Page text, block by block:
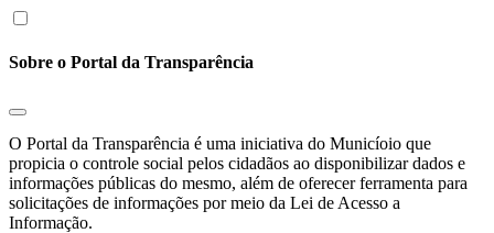
Sobre o Portal da Transparência
O Portal da Transparência é uma iniciativa do Municíoio que
propicia o controle social pelos cidadãos ao disponibilizar dados e
informações públicas do mesmo, além de oferecer ferramenta para
solicitações de informações por meio da Lei de Acesso a
Informação.